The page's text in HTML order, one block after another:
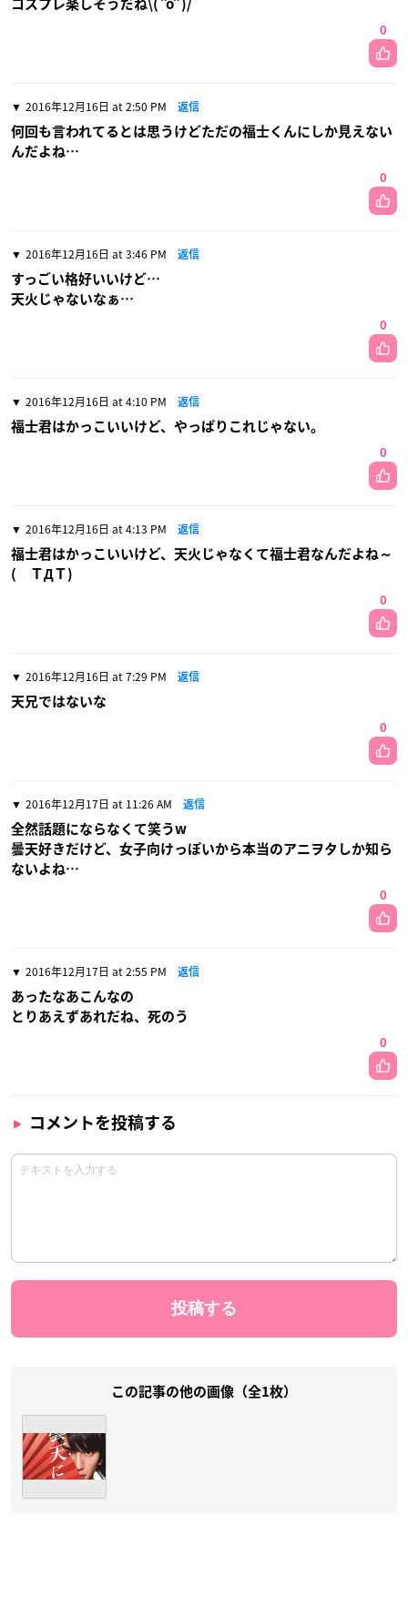
コスプレ楽しそうだね\( ˆoˆ )/
0
2016年12月16日 at 2:50 PM 返信
何回も言われてるとは思うけどただの福士くんにしか見えない
んだよね…
0
2016年12月16日 at 3:46 PM 返信
すっごい格好いいけど…
天火じゃないなぁ…
0
2016年12月16日 at 4:10 PM 返信
福士君はかっこいいけど、やっぱりこれじゃない。
0
2016年12月16日 at 4:13 PM 返信
福士君はかっこいいけど、天火じゃなくて福士君なんだよね～
( ＴДＴ)
0
2016年12月16日 at 7:29 PM 返信
天兄ではないな
0
2016年12月17日 at 11:26 AM 返信
全然話題にならなくて笑うw
曇天好きだけど、女子向けっぽいから本当のアニヲタしか知ら
ないよね…
0
2016年12月17日 at 2:55 PM 返信
あったなあこんなの
とりあえずあれだね、死のう
0
コメントを投稿する
この記事の他の画像（全1枚）